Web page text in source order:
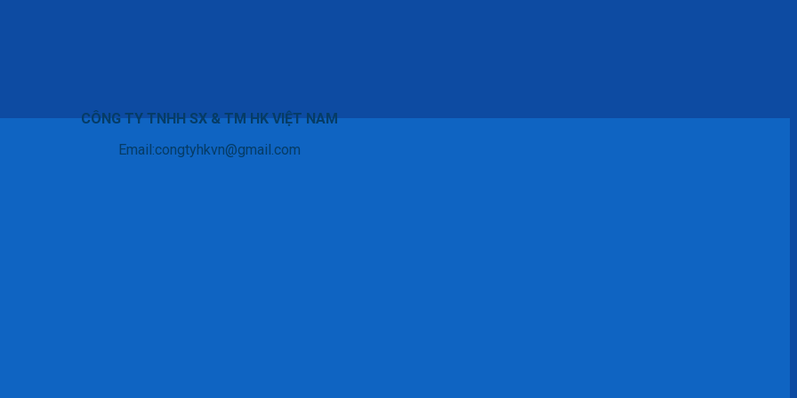
CÔNG TY TNHH SX & TM HK VIỆT NAM
Email:congtyhkvn@gmail.com